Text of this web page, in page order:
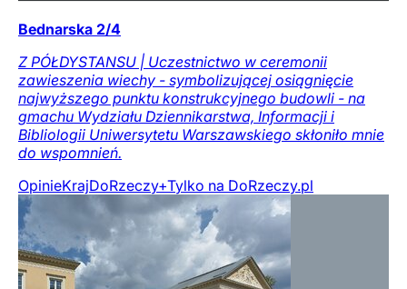
Bednarska 2/4
Z PÓŁDYSTANSU | Uczestnictwo w ceremonii
zawieszenia wiechy - symbolizującej osiągnięcie
najwyższego punktu konstrukcyjnego budowli - na
gmachu Wydziału Dziennikarstwa, Informacji i
Bibliologii Uniwersytetu Warszawskiego skłoniło mnie
do wspomnień.
OpinieKrajDoRzeczy+Tylko na DoRzeczy.pl